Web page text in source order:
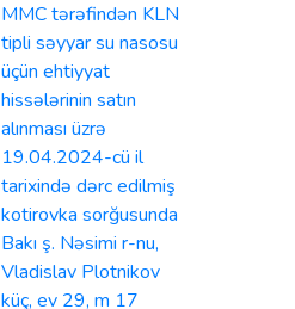
MMC tərəfindən KLN
tipli səyyar su nasosu
üçün ehtiyyat
hissələrinin satın
alınması üzrə
19.04.2024-cü il
tarixində dərc edilmiş
kotirovka sorğusunda
Bakı ş. Nəsimi r-nu,
Vladislav Plotnikov
küç, ev 29, m 17